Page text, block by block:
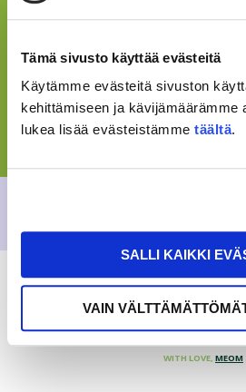
Tämä sivusto käyttää evästeitä
Käytämme evästeitä sivuston
kehittämiseen ja kävijämäärämme
lukea lisää evästeistämme täältä.
SALLI KAIKKI
VAIN
WITH LOVE, MEOM